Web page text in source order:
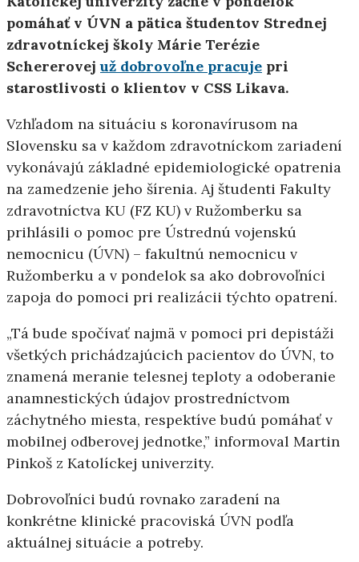
pomáhať v ÚVN a pätica študentov Strednej
zdravotníckej školy Márie Terézie
Schererovejuž dobrovoľne pracuje pri
starostlivosti o klientov v CSS Likava.
Vzhľadom na situáciu s koronavírusom na
Slovensku sa v každom zdravotníckom zariadení
vykonávajú základné epidemiologické opatrenia
na zamedzenie jeho šírenia. Aj študenti Fakulty
zdravotníctva KU (FZ KU) v Ružomberku sa
prihlásili o pomoc pre Ústrednú vojenskú
nemocnicu (ÚVN) – fakultnú nemocnicu v
Ružomberku a v pondelok sa ako dobrovoľníci
zapoja do pomoci pri realizácii týchto opatrení.
„Tá bude spočívať najmä v pomoci pri depistáži
všetkých prichádzajúcich pacientov do ÚVN, to
znamená meranie telesnej teploty a odoberanie
anamnestických údajov prostredníctvom
záchytného miesta, respektíve budú pomáhať v
mobilnej odberovej jednotke,” informoval Martin
Pinkoš z Katolíckej univerzity.
Dobrovoľníci budú rovnako zaradení na
konkrétne klinické pracoviská ÚVN podľa
aktuálnej situácie a potreby.